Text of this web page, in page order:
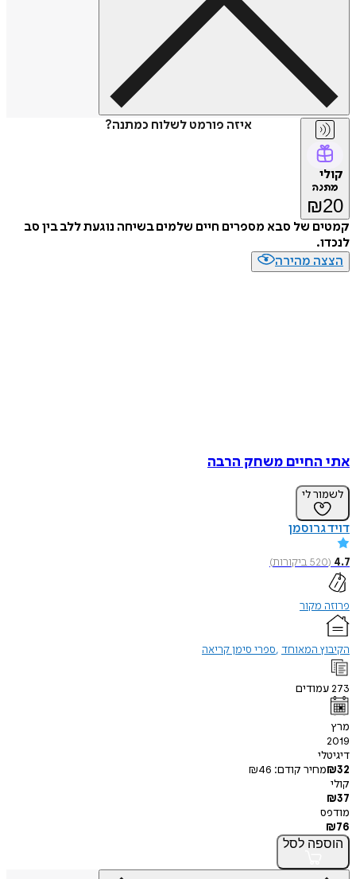
איזה פורמט לשלוח כמתנה?
קולי
מתנה
₪20
קמטים של סבא מספרים חיים שלמים בשיחה נוגעת ללב בין סב
לנכדו.
הצצה מהירה
אתי החיים משחק הרבה
לשמור לי
דויד גרוסמן
4.7
(
520ביקורות)
פרוזה מקור
הקיבוץ המאוחד ספרי סימן קריאה
273עמודים
מרץ
2019
דיגיטלי
₪32 מחיר קודם: ₪46
קולי
₪37
מודפס
₪76
הוספה לסל